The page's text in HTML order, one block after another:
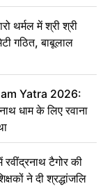
थर्मल में श्री श्री
गठित, बाबूलाल
Yatra 2026:
धाम के लिए रवाना
टैगोर की
ने दी श्रद्धांजलि